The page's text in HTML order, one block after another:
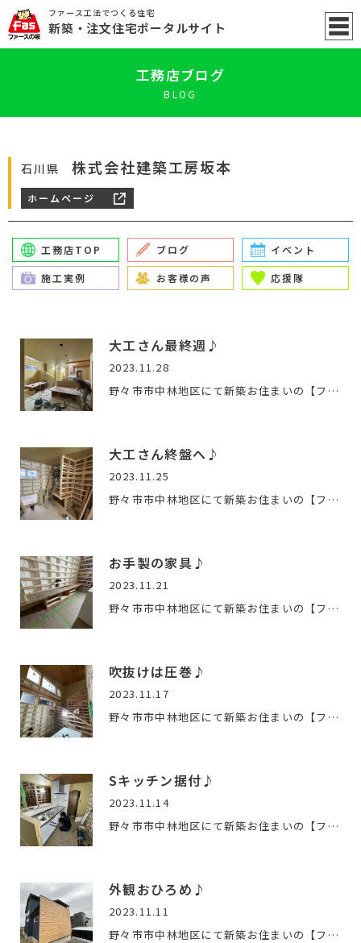
ファース工法でつくる住宅
新築 ・注文住宅ポータルサイト
工務店ブログ
BLOG
石川県 株式会社建築工房坂本
ホームページ
工務店TOP ブログ イベント
施工実例 お客様の声 応援隊
大工さん最終週♪
2023.11.28
野々市市中林地区にて新築お住まいの【ファースの家 】の工事が…
大工さん終盤へ♪
2023.11.25
野々市市中林地区にて新築お住まいの【ファースの家 】の工事が…
お手製の家具♪
2023.11.21
野々市市中林地区にて新築お住まいの【ファースの家 】の工事が…
吹抜けは圧巻♪
2023.11.17
野々市市中林地区にて新築お住まいの【ファースの家 】の工事が…
Sキッチン据付♪
2023.11.14
野々市市中林地区にて新築お住まいの【ファースの家 】の工事が…
外観おひろめ♪
2023.11.11
野々市市中林地区にて新築お住まいの【ファースの家 】の工事が…